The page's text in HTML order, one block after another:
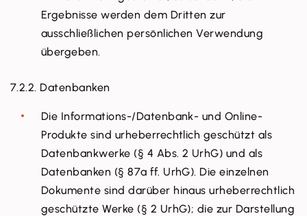
Ergebnisse werden dem Dritten zur
ausschließlichen persönlichen Verwendung
übergeben.
7.2.2. Datenbanken
Die Informations-/Datenbank- und Online-
Produkte sind urheberrechtlich geschützt als
Datenbankwerke (§ 4 Abs. 2 UrhG) und als
Datenbanken (§ 87a ff. UrhG). Die einzelnen
Dokumente sind darüber hinaus urheberrechtlich
geschützte Werke (§ 2 UrhG); die zur Darstellung